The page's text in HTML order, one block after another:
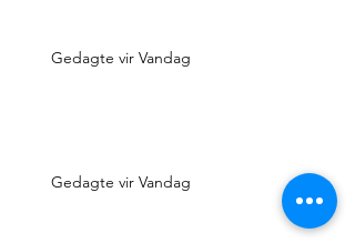
Gedagte vir Vandag
Gedagte vir Vandag